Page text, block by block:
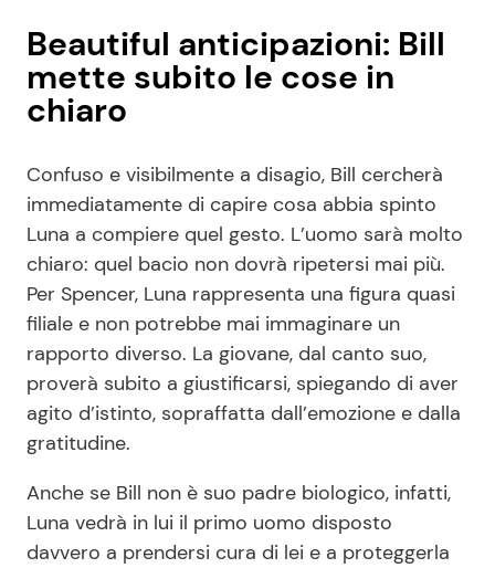
Beautiful anticipazioni: Bill
mette subito le cose in
chiaro
Confuso e visibilmente a disagio, Bill cercherà
immediatamente di capire cosa abbia spinto
Luna a compiere quel gesto. L’uomo sarà molto
chiaro: quel bacio non dovrà ripetersi mai più.
Per Spencer, Luna rappresenta una figura quasi
filiale e non potrebbe mai immaginare un
rapporto diverso. La giovane, dal canto suo,
proverà subito a giustificarsi, spiegando di aver
agito d’istinto, sopraffatta dall’emozione e dalla
gratitudine.
Anche se Bill non è suo padre biologico, infatti,
Luna vedrà in lui il primo uomo disposto
davvero a prendersi cura di lei e a proteggerla